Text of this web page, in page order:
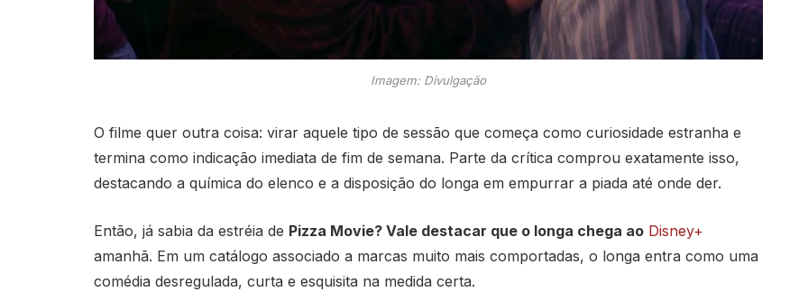
Imagem: Divulgação
O filme quer outra coisa: virar aquele tipo de sessão que começa como curiosidade estranha e
termina como indicação imediata de fim de semana. Parte da crítica comprou exatamente isso,
destacando a química do elenco e a disposição do longa em empurrar a piada até onde der.
Então, já sabia da estréia de Pizza Movie? Vale destacar que o longa chega ao Disney+
amanhã. Em um catálogo associado a marcas muito mais comportadas, o longa entra como uma
comédia desregulada, curta e esquisita na medida certa.